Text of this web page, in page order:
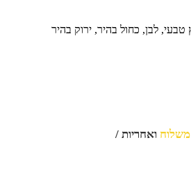
לבן, כחול בהיר, ירוק בהיר
משלוח ואחריות /